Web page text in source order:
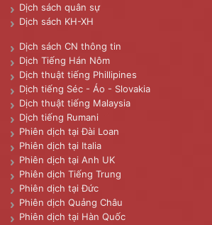
Dịch sách quân sự
Dịch sách KH-XH
Dịch sách CN thông tin
Dịch Tiếng Hán Nôm
Dịch thuật tiếng Phillipines
Dịch tiếng Séc - Áo - Slovakia
Dịch thuật tiếng Malaysia
Dịch tiếng Rumani
Phiên dịch tại Đài Loan
Phiên dịch tại Italia
Phiên dịch tại Anh UK
Phiên dịch Tiếng Trung
Phiên dịch tại Đức
Phiên dịch Quảng Châu
Phiên dịch tại Hàn Quốc